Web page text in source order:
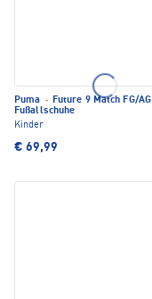
Puma · Future 9 Match FG/AG
Fußallschuhe
Kinder
€ 69,99